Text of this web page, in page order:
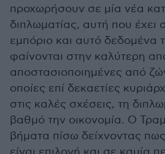
προχωρήσουν σε μία νέα
διπλωματίας, αυτή που έχει
εμπόριο και αυτό δεδομένα
φαίνονται στην καλύτερη
αποστασιοποιημένες από
οποίες επί δεκαετίες
στις καλές σχέσεις, τη
βαθμό την οικονομία. Ο
βήματα πίσω δείχνοντας πως